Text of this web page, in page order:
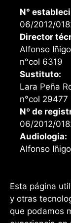
N°
06/2012/
Director
Alfonso
n°col 6319
Sustituto:
Lara Peña
n°col 29477
Nº de
06/2012/
Audiologia:
Alfonso
Facebook
I ©2026
Esta página
y otras
que podamos